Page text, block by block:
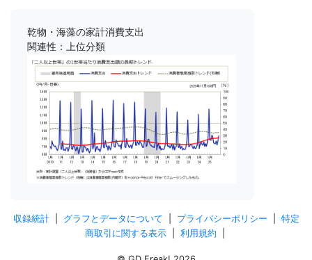
乾物・海藻の家計消費支出
関連性：上位分類
収録統計| グラフとデータについて プライバシーポリシー
特定
商取引に関する表示| 利用規約